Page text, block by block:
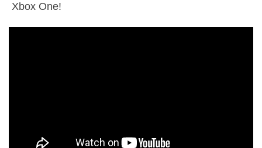
Xbox One!